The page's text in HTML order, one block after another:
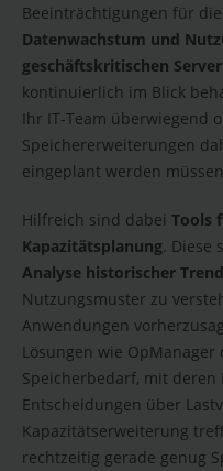
Beeinträchtigungen für
Datenwachstum und
geschäftskritischen
kontinuierlich im Blick
Ihr IT-Team überwiegend
Speichererweiterungen
eingeplant werden
Hilfreich sind dabei Tools
Kapazitätsplanung. Diese
Analyse historischer
Nutzungsmuster zu
Anwendungen
Lösungen wie
Speicherbedarf, mit deren
Entscheidungen über
Kapazitätserweiterung
rechtzeitig gerade genug